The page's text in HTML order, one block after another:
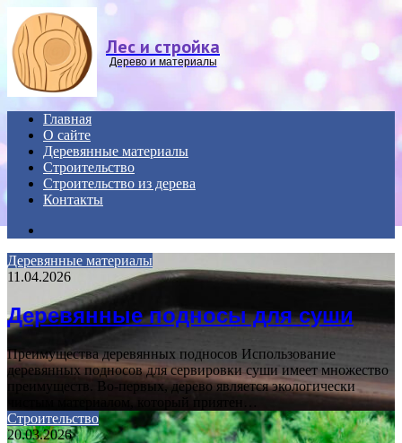
Лес и стройка
Дерево и материалы
Главная
О сайте
Деревянные материалы
Строительство
Строительство из дерева
Контакты
Деревянные материалы
11.04.2026
Деревянные подносы для суши
Преимущества деревянных подносов Использование
деревянных подносов для сервировки суши имеет множество
преимуществ. Во-первых, дерево является экологически
чистым материалом, который приятен…
Строительство
20.03.2026